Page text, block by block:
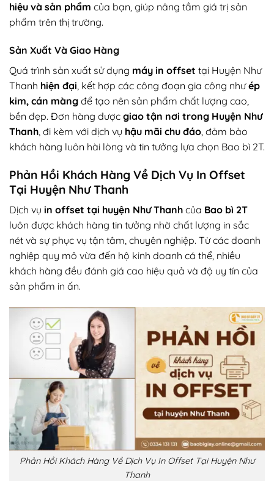
hiệu và sản phẩm của bạn, giúp nâng tầm giá trị sản
phẩm trên thị trường.
Sản Xuất Và Giao Hàng
Quá trình sản xuất sử dụng máy in offset tại Huyện Như
Thanh hiện đại , kết hợp các công đoạn gia công nhưép
kim, cán màng để tạo nên sản phẩm chất lượng cao,
bền đẹp. Đơn hàng được giao tận nơi trong Huyện Như
Thanh , đi kèm với dịch vụ hậu mãi chu đáo , đảm bảo
khách hàng luôn hài lòng và tin tưởng lựa chọn Bao bì 2T.
Phản Hồi Khách Hàng Về Dịch Vụ In Offset
Tại Huyện Như Thanh
Dịch vụ in offset tại huyện Như Thanh của Bao bì 2T
luôn được khách hàng tin tưởng nhờ chất lượng in sắc
nét và sự phục vụ tận tâm, chuyên nghiệp. Từ các doanh
nghiệp quy mô vừa đến hộ kinh doanh cá thể, nhiều
khách hàng đều đánh giá cao hiệu quả và độ uy tín của
sản phẩm in ấn.
Phản Hồi Khách Hàng Về Dịch Vụ In Offset Tại Huyện Như
Thanh